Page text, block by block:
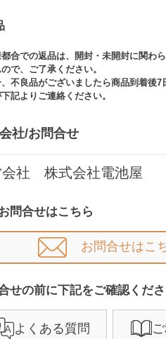
合での返品は、開封・未開封に関わ
で、ご了承ください。​​
不良品がございましたら商品到着後7
記よりご連絡ください。
社/お問合せ​
会社 株式会社電池屋
問合せはこちら
お問合せはこ
せの前に下記をご確認くだ
よくある質問